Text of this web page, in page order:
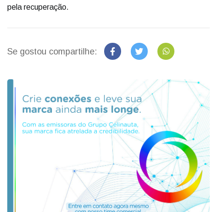
pela recuperação.
Se gostou compartilhe: